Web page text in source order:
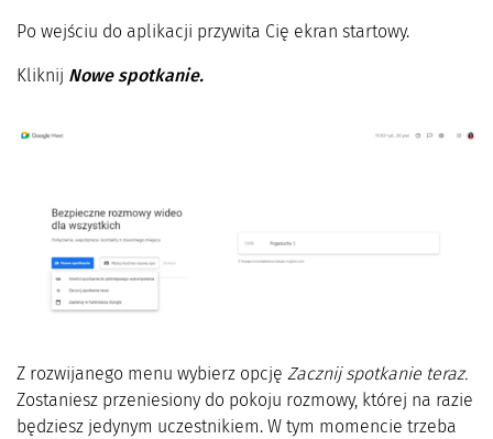
Po wejściu do aplikacji przywita Cię ekran startowy.
Kliknij Nowe spotkanie.
Z rozwijanego menu wybierz opcję Zacznij spotkanie teraz.
Zostaniesz przeniesiony do pokoju rozmowy, której na razie
będziesz jedynym uczestnikiem. W tym momencie trzeba